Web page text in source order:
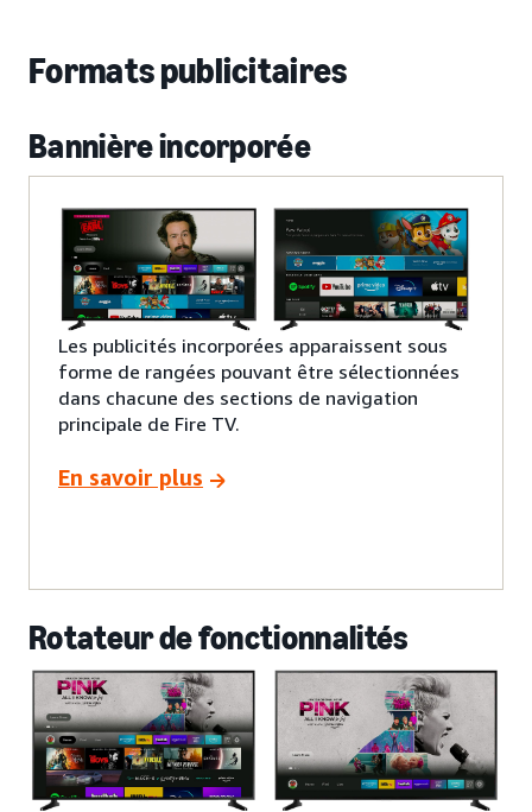
Formats publicitaires
Bannière incorporée
Les publicités incorporées apparaissent sous
forme de rangées pouvant être sélectionnées
dans chacune des sections de navigation
principale de Fire TV.
En savoir plus
Rotateur de fonctionnalités